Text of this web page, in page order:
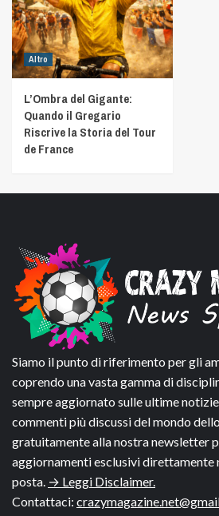
Altro
L’Ombra del Gigante:
Quando il Gregario
Riscrive la Storia del Tour
de France
Siamo il punto di riferimento per gli
coprendo una vasta gamma di
sempre aggiornato sulle ultime
commenti più discussi del mondo
gratuitamente alla nostra newsletter
aggiornamenti esclusivi direttamente
posta. → Leggi Disclaimer.
Contattaci: